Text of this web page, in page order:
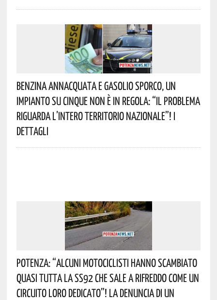
Benzina Annacquata E Gasolio Sporco, Un
Impianto Su Cinque Non È In Regola: “il Problema
Riguarda L’intero Territorio Nazionale”! I
Dettagli
Potenza: “alcuni Motociclisti Hanno Scambiato
Quasi Tutta La SS92 Che Sale A Rifreddo Come Un
Circuito Loro Dedicato”! La Denuncia Di Un